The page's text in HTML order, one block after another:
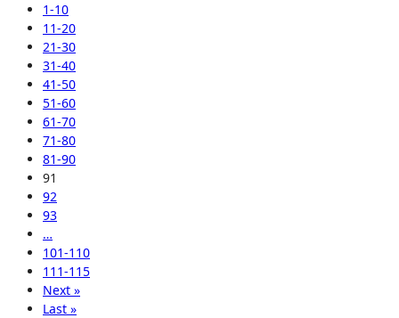
1-10
11-20
21-30
31-40
41-50
51-60
61-70
71-80
81-90
91
92
93
…
101-110
111-115
Next »
Last »